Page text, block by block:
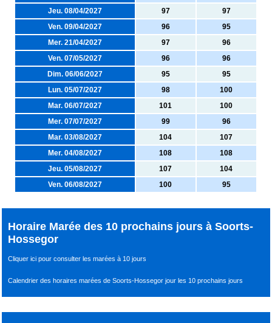
Jeu. 08/04/2027
97
97
Ven. 09/04/2027
96
95
Mer. 21/04/2027
97
96
Ven. 07/05/2027
96
96
Dim. 06/06/2027
95
95
Lun. 05/07/2027
98
100
Mar. 06/07/2027
101
100
Mer. 07/07/2027
99
96
Mar. 03/08/2027
104
107
Mer. 04/08/2027
108
108
Jeu. 05/08/2027
107
104
Ven. 06/08/2027
100 95
Horaire Marée des 10 prochains jours à Soorts-
Hossegor
Cliquer ici pour consulter les marées à 10 jours
Calendrier des horaires marées de Soorts-Hossegor jour les 10 prochains jours